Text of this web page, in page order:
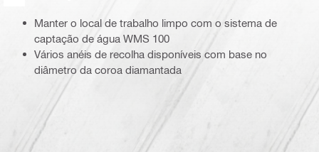
Manter o local de trabalho limpo com o sistema de
captação de água WMS 100
Vários anéis de recolha disponíveis com base no
diâmetro da coroa diamantada